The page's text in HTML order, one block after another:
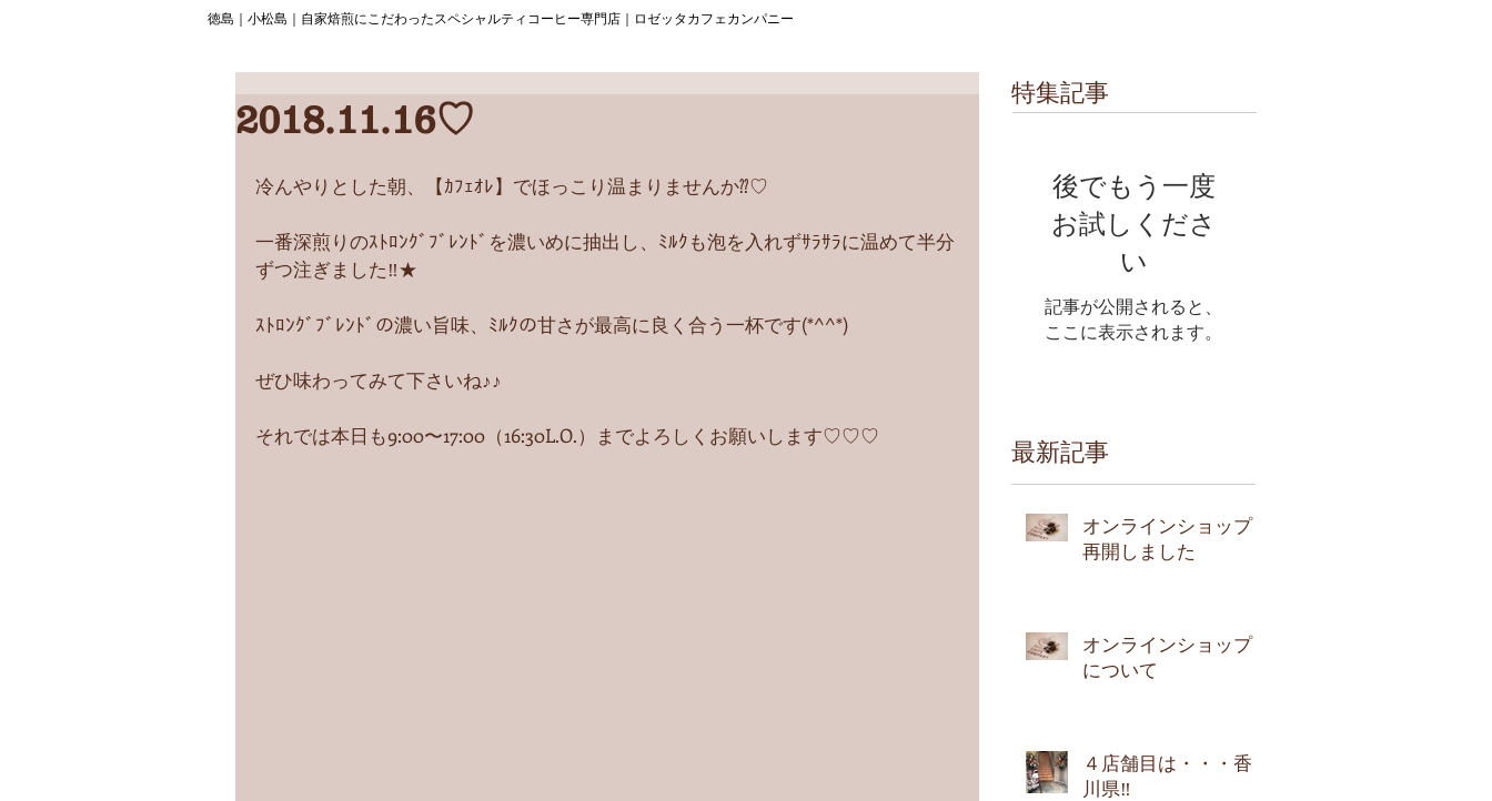
徳島｜小松島｜自家焙煎にこだわったスペシャルティコーヒー専門店｜ロゼッタカフェカンパニー
2018.11.16♡
冷んやりとした朝、【ｶﾌｪｵﾚ】でほっこり温まりませんか⁇♡
一番深煎りのｽﾄﾛﾝｸﾞﾌﾞﾚﾝﾄﾞを濃いめに抽出し、ﾐﾙｸも泡を入れずｻﾗｻﾗに温めて半分
ずつ注ぎました‼︎★
ｽﾄﾛﾝｸﾞﾌﾞﾚﾝﾄﾞの濃い旨味、ﾐﾙｸの甘さが最高に良く合う一杯です(*^^*)
ぜひ味わってみて下さいね♪♪
それでは本日も9:00〜17:00（16:30L.O.）までよろしくお願いします♡♡♡
特集記事
後でもう一度
お試しくださ
い
記事が公開されると、
ここに表示されます。
最新記事
オンラインショップ
再開しました
オンラインショップ
について
４店舗目は・・・香
川県‼︎